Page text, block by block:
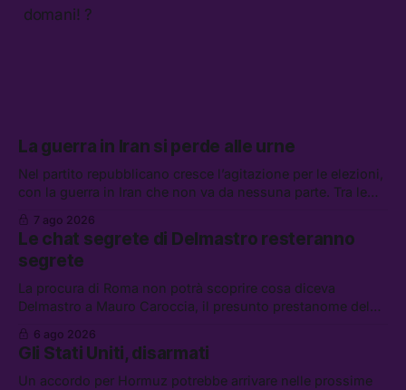
domani! ?
La guerra in Iran si perde alle urne
Nel partito repubblicano cresce l’agitazione per le elezioni,
con la guerra in Iran che non va da nessuna parte. Tra le
lavoro, Schlein prova a mettere in sicurezza la coalizione, e
che cos’è lo “Spiralismo,” la religione degli agenti IA
7 ago 2026
Le chat segrete di Delmastro resteranno
segrete
La procura di Roma non potrà scoprire cosa diceva
Delmastro a Mauro Caroccia, il presunto prestanome del
attacchi in Libano, il governo chiederà 36 miliardi di
flessibilità in armi e energia, e Grokipedia è già stata
abbandonata
6 ago 2026
Gli Stati Uniti, disarmati
Un accordo per Hormuz potrebbe arrivare nelle prossime